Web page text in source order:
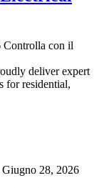
Controlla con il
deliver expert
for residential,
Giugno 28, 2026